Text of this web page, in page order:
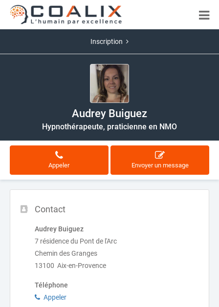
Inscription
Audrey Buiguez
Hypnothérapeute, praticienne en NMO
Appeler Envoyer un message
Contact
Audrey Buiguez
7 résidence du Pont de l'Arc
Chemin des Granges
13100 Aix-en-Provence
Téléphone
Appeler